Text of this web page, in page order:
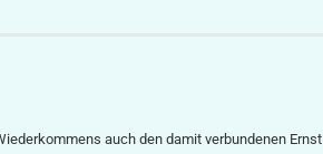
auch den damit verbundenen Ernst